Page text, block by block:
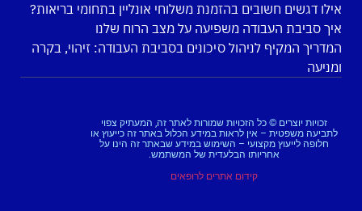
אילו דגשים חשובים בהזמנת משלוחי אונליין בתחומי בריאות?
איך סביבת העבודה משפיעה על מצב הרוח שלנו
המדריך המקיף לניהול סיכונים בסביבת העבודה: זיהוי, בקרה
ומניעה
זכויות יוצרים © כל הזכויות שמורות לאתר זה, המעתיק צפוי
לתביעה משפטית – אין לראות במידע הכלול באתר זה כייעוץ או
חלופה לייעוץ מקצועי – השימוש במידע שבאתר זה הינו על
אחריותו הבלעדית של המשתמש.
קידום אתרים לרופאים